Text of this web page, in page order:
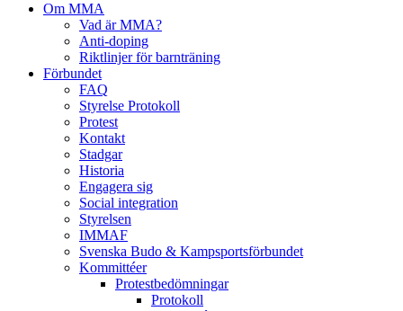
Om MMA
Vad är MMA?
Anti-doping
Riktlinjer för barnträning
Förbundet
FAQ
Styrelse Protokoll
Protest
Kontakt
Stadgar
Historia
Engagera sig
Social integration
Styrelsen
IMMAF
Svenska Budo & Kampsportsförbundet
Kommittéer
Protestbedömningar
Protokoll